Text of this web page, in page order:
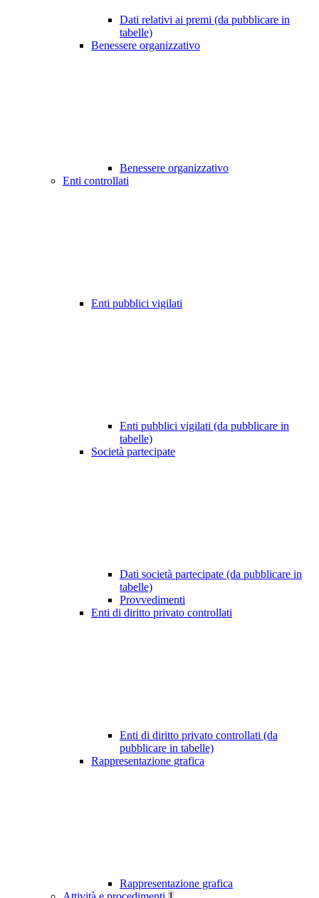
Dati relativi ai premi (da pubblicare in
tabelle)
Benessere organizzativo
Benessere organizzativo
Enti controllati
Enti pubblici vigilati
Enti pubblici vigilati (da pubblicare in
tabelle)
Società partecipate
Dati società partecipate (da pubblicare in
tabelle)
Provvedimenti
Enti di diritto privato controllati
Enti di diritto privato controllati (da
pubblicare in tabelle)
Rappresentazione grafica
Rappresentazione grafica